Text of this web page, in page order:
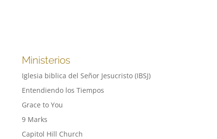
Ministerios
Iglesia biblica del Señor Jesucristo (IBSJ)
Entendiendo los Tiempos
Grace to You
9 Marks
Capitol Hill Church